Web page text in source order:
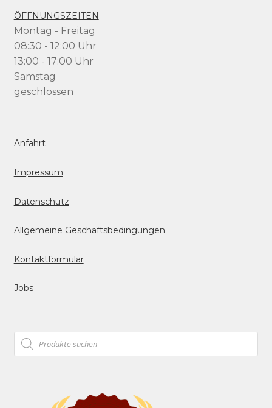
ÖFFNUNGSZEITEN
Montag - Freitag
08:30 - 12:00 Uhr
13:00 - 17:00 Uhr
Samstag
geschlossen
Anfahrt
Impressum
Datenschutz
Allgemeine Geschäftsbedingungen
Kontaktformular
Jobs
Products
search